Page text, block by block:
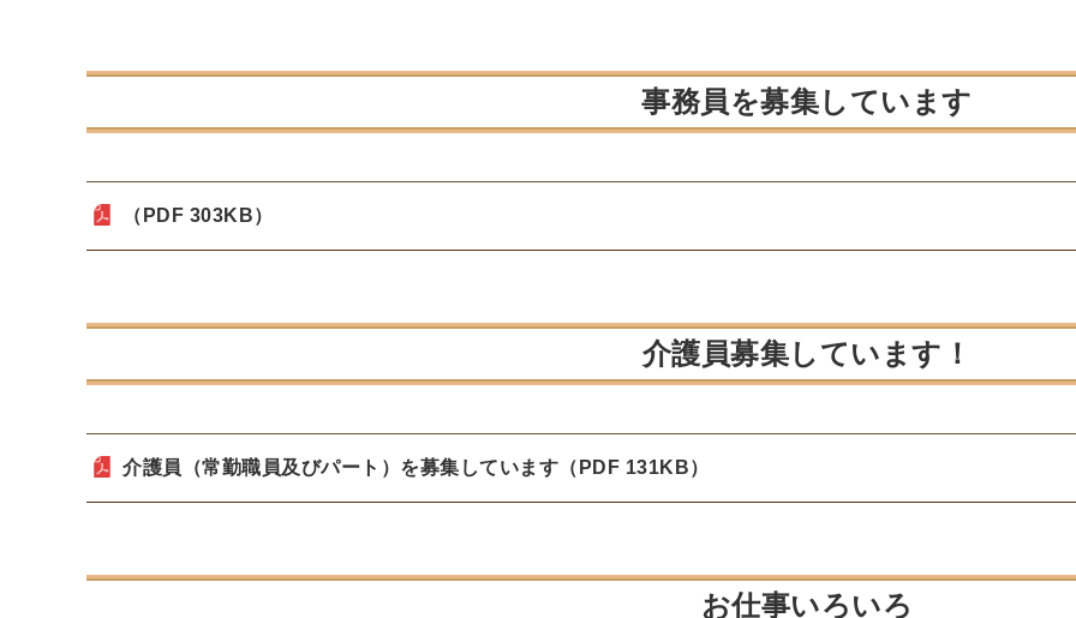
事務員を募集しています
（PDF 303KB）
介護員募集しています！
介護員（常勤職員及びパート）を募集しています（PDF 131KB）
お仕事いろいろ